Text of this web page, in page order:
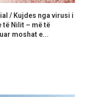
/ Kujdes nga virusi i
të Nilit – më të
moshat e...